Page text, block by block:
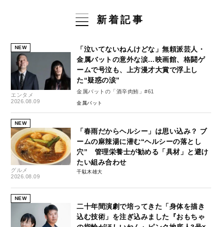
新着記事
NEW
エンタメ
2026.08.09
「泣いてないねんけどな」無頼派芸人・
金属バットの意外な涙…映画館、格闘ゲ
ームで号泣も、上方漫才大賞で浮上し
た“疑惑の涙”
金属バットの「酒辛肉鮪」#61
金属バット
NEW
グルメ
2026.08.09
「春雨だからヘルシー」は思い込み？ ブ
ームの麻辣湯に潜む“ヘルシーの落とし
穴” 管理栄養士が勧める「具材」と避け
たい組み合わせ
千駄木雄大
NEW
二十年間演劇で培ってきた「身体を描き
込む技術」を注ぎ込みました『おもちゃ